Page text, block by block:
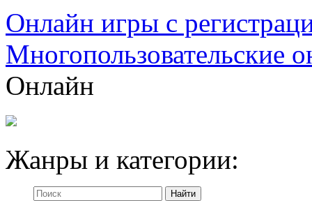
Онлайн игры с
Многопользовательские
Онлайн
Жанры и категории: